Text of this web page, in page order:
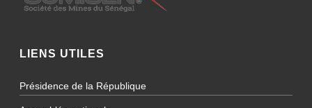
LIENS UTILES
Présidence de la République